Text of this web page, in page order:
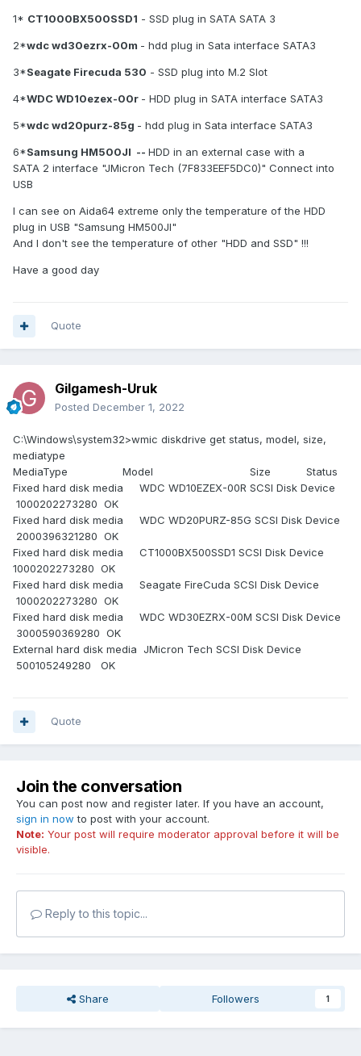
StoreMI Controller [storport]
      Contrôleur de stockage
      Disque dur
CT1000BX500SSD1 SCSI Disk Device  (1000 Go,
      Disque dur
JMicron Tech SCSI Disk Device  (465 Go)
      Disque dur
Seagate FireCuda SCSI Disk Device  (931 Go)
WDC WD10EZEX-00R SCSI Disk Device  (1 To, 7200
RPM, SATA-III)
WDC WD20PURZ-85G SCSI Disk Device  (2 To, 5400
WDC WD30EZRX-00M SCSI Disk Device  (3 To, SATA-
Partitions:
      C: (NTFS)
931.4 Go (534.6 Go libre)
      D: (NTFS)
931.5 Go (454.1 Go libre)
      E: (NTFS)
1863.0 Go (1536.9 Go libre)
2794.5 Go (2451.5 Go libre)
      G: (NTFS)
391.6 Go (389.2 Go libre)
      H: (NTFS)
539.9 Go (528.7 Go libre)
      I: (NTFS)
315.1 Go (129.2 Go libre)
1* CT1000BX500SSD1 - SSD plug in SATA SATA 3
2*wdc wd30ezrx-00m - hdd plug in Sata interface SATA3
3*Seagate Firecuda 530 - SSD plug into M.2 Slot
4*WDC WD10ezex-00r - HDD plug in SATA interface SATA3
5*wdc wd20purz-85g - hdd plug in Sata interface SATA3
6*Samsung HM500JI -- HDD in an external case with a
SATA 2 interface "JMicron Tech (7F833EEF5DC0)" Connect into
USB
I can see on Aida64 extreme only the temperature of the HDD
plug in USB "Samsung HM500JI"
And I don't see the temperature of other "HDD and SSD" !!!
Have a good day
Quote
Gilgamesh-Uruk
Posted December 1, 2022
C:\Windows\system32>wmic diskdrive get status, model, size,
mediatype
MediaType Model Size Status
Fixed hard disk media WDC WD10EZEX-00R SCSI Disk Device
1000202273280 OK
Fixed hard disk media WDC WD20PURZ-85G SCSI Disk Device
2000396321280 OK
Fixed hard disk media CT1000BX500SSD1 SCSI Disk Device
1000202273280 OK
Fixed hard disk media Seagate FireCuda SCSI Disk Device
1000202273280 OK
Fixed hard disk media WDC WD30EZRX-00M SCSI Disk Device
3000590369280 OK
External hard disk media JMicron Tech SCSI Disk Device
500105249280 OK
Quote
Join the conversation
You can post now and register later. If you have an account,
sign in now to post with your account.
Note: Your post will require moderator approval before it will be
visible.
Reply to this topic...
Share Followers 1